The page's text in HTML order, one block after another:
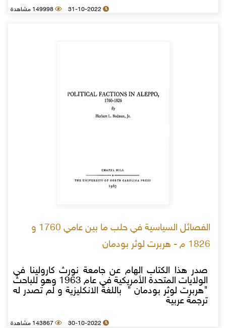
31-10-2022 149998 مشاهدة
الفصائل السياسية في حلب ما بين عامي 1760 و
1826 م - هربرت لوثر بودمان
صدر هذا الكتاب الهام عن جامعة نورث كارولينا في
الولايات المتحدة الأمريكية في عام 1963 وهو للباحث
"هربرت لوثر بودمان " باللغة الانكليزية و لم تصدر له
ترجمة عربية
30-10-2022 143867 مشاهدة